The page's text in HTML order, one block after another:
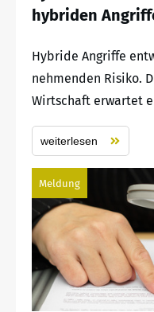
hybriden
Hybride Angriffe
nehmenden Risiko.
Wirtschaft erwartet
weiterlesen
Meldung